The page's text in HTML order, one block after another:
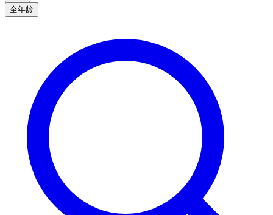
全年龄